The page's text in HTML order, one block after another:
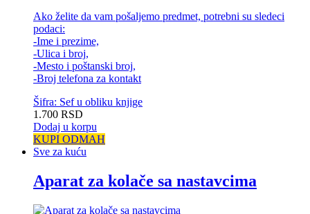
Ako želite da vam pošaljemo predmet, potrebni su sledeci
podaci:
-Ime i prezime,
-Ulica i broj,
-Mesto i poštanski broj,
-Broj telefona za kontakt
Šifra: Sef u obliku knjige
1.700 RSD
Dodaj u korpu
KUPI ODMAH
Sve za kuću
Aparat za kolače sa nastavcima